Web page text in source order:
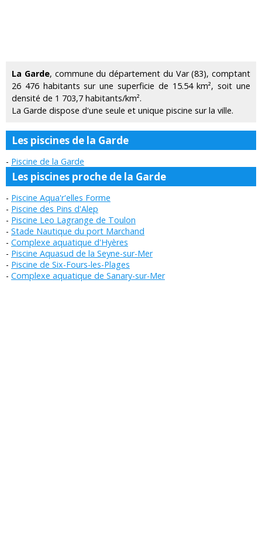
La Garde, commune du département du Var (83), comptant
26 476 habitants sur une superficie de 15.54 km², soit une
densité de 1 703,7 habitants/km².
La Garde dispose d'une seule et unique piscine sur la ville.
Les piscines de la Garde
Piscine de la Garde
Les piscines proche de la Garde
Piscine Aqua'r'elles Forme
Piscine des Pins d'Alep
Piscine Leo Lagrange de Toulon
Stade Nautique du port Marchand
Complexe aquatique d'Hyères
Piscine Aquasud de la Seyne-sur-Mer
Piscine de Six-Fours-les-Plages
Complexe aquatique de Sanary-sur-Mer